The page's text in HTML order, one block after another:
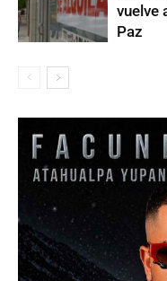
vuelve
Paz